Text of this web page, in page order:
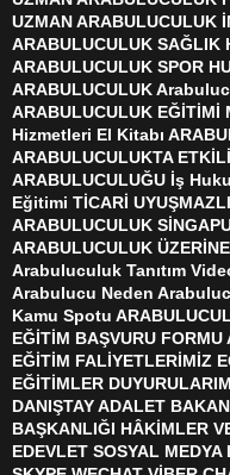
UZMAN ARABULUCULUK
ARABULUCULUK SAĞLIK
ARABULUCULUK SPOR
ARABULUCULUK
ARABULUCULUK
Hizmetleri El Kitabı
ARABULUCULUKTA
ARABULUCULUĞU İş
Eğitimi TİCARİ
ARABULUCULUK
ARABULUCULUK
Arabuluculuk Tanıtım
Arabulucu Neden
Kamu Spotu
EĞİTİM BAŞVURU
EĞİTİM FALİYETLERİMİZ
EĞİTİMLER
DANIŞTAY ADALET
BAŞKANLIĞI HÂKİMLER
EDEVLET SOSYAL